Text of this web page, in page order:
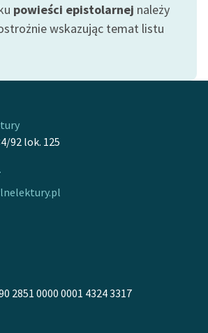
powieści epistolarnej należy
wskazując temat listu
92 lok. 125
2851 0000 0001 4324 3317